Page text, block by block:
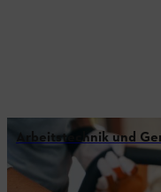
Arbeitstechnik und